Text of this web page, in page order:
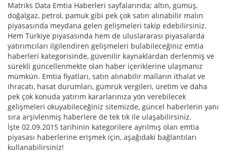
Matriks Data Emtia Haberleri sayfalarında; altın, gümüş,
doğalgaz, petrol, pamuk gibi pek çok satın alınabilir malın
piyasasında meydana gelen gelişmeleri takip edebilirsiniz.
Hem Türkiye piyasasında hem de uluslararası piyasalarda
yatırımcıları ilgilendiren gelişmeleri bulabileceğiniz emtia
haberleri kategorisinde, güvenilir kaynaklardan derlenmiş ve
sürekli güncellenmekte olan haber içeriklerine ulaşmanız
mümkün. Emtia fiyatları, satın alınabilir malların ithalat ve
ihracatı, hasat durumları, gümrük vergileri, üretim ve daha
pek çok konuda yatırım kararlarınıza yön verebilecek
gelişmeleri okuyabileceğiniz sitemizde, güncel haberlerin yanı
sıra arşivlenmiş haberlere de tek tık ile ulaşabilirsiniz.
İşte 02.09.2015 tarihinin kategorilere ayrılmış olan emtia
piyasası haberlerine erişmek için, aşağıdaki bağlantıları
kullanabilirsiniz!